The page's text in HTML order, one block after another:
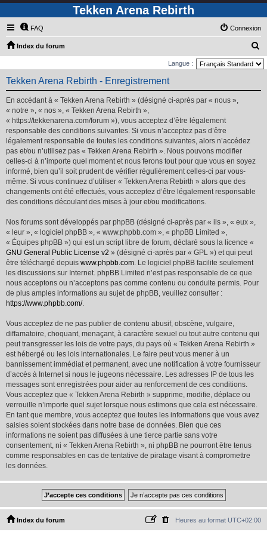
Tekken Arena Rebirth
FAQ Connexion
Index du forum
e
Langue :
Tekken Arena Rebirth - Enregistrement
En accédant à « Tekken Arena Rebirth » (désigné ci-après par « nous »,
« notre », « nos », « Tekken Arena Rebirth »,
« https://tekkenarena.com/forum »), vous acceptez d’être légalement
responsable des conditions suivantes. Si vous n’acceptez pas d’être
légalement responsable de toutes les conditions suivantes, alors n’accédez
pas et/ou n’utilisez pas « Tekken Arena Rebirth ». Nous pouvons modifier
celles-ci à n’importe quel moment et nous ferons tout pour que vous en soyez
informé, bien qu’il soit prudent de vérifier régulièrement celles-ci par vous-
même. Si vous continuez d’utiliser « Tekken Arena Rebirth » alors que des
changements ont été effectués, vous acceptez d’être légalement responsable
des conditions découlant des mises à jour et/ou modifications.
Nos forums sont développés par phpBB (désigné ci-après par « ils », « eux »,
« leur », « logiciel phpBB », « www.phpbb.com », « phpBB Limited »,
« Équipes phpBB ») qui est un script libre de forum, déclaré sous la licence «
GNU General Public License v2 » (désigné ci-après par « GPL ») et qui peut
être téléchargé depuis www.phpbb.com. Le logiciel phpBB facilite seulement
les discussions sur Internet. phpBB Limited n’est pas responsable de ce que
nous acceptons ou n’acceptons pas comme contenu ou conduite permis. Pour
de plus amples informations au sujet de phpBB, veuillez consulter :
https://www.phpbb.com/.
Vous acceptez de ne pas publier de contenu abusif, obscène, vulgaire,
diffamatoire, choquant, menaçant, à caractère sexuel ou tout autre contenu qui
peut transgresser les lois de votre pays, du pays où « Tekken Arena Rebirth »
est hébergé ou les lois internationales. Le faire peut vous mener à un
bannissement immédiat et permanent, avec une notification à votre fournisseur
d’accès à Internet si nous le jugeons nécessaire. Les adresses IP de tous les
messages sont enregistrées pour aider au renforcement de ces conditions.
Vous acceptez que « Tekken Arena Rebirth » supprime, modifie, déplace ou
verrouille n’importe quel sujet lorsque nous estimons que cela est nécessaire.
En tant que membre, vous acceptez que toutes les informations que vous avez
saisies soient stockées dans notre base de données. Bien que ces
informations ne soient pas diffusées à une tierce partie sans votre
consentement, ni « Tekken Arena Rebirth », ni phpBB ne pourront être tenus
comme responsables en cas de tentative de piratage visant à compromettre
les données.
Index du forum Heures au format UTC+02:00